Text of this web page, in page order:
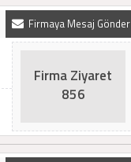
Firmaya Mesaj Gönder
Firma Ziyaret
856